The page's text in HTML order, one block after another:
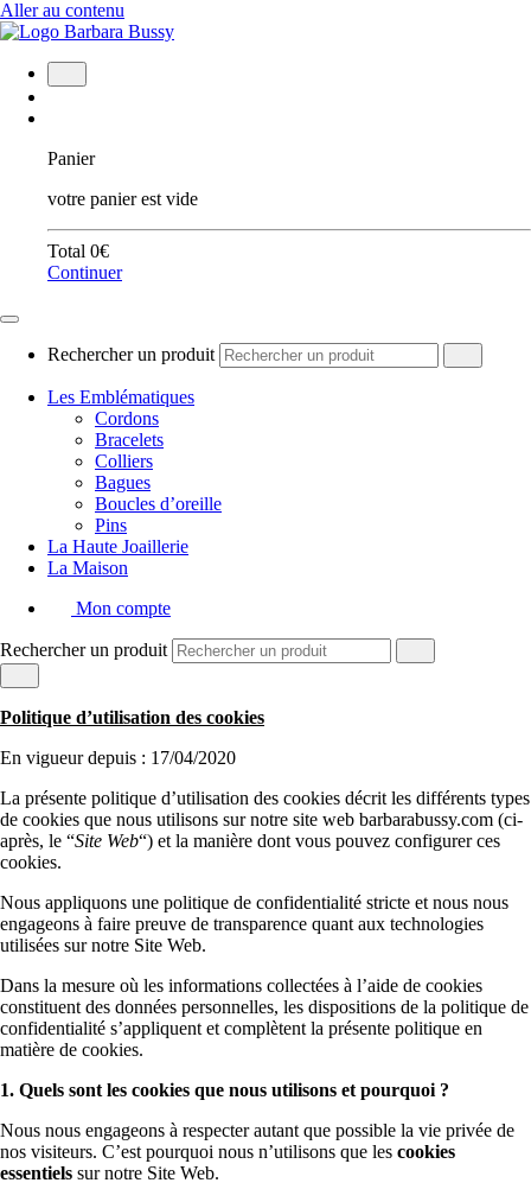
Aller au contenu
Panier
votre panier est vide
Total 0€
Continuer
Rechercher un produit
Les Emblématiques
Cordons
Bracelets
Colliers
Bagues
Boucles d’oreille
Pins
La Haute Joaillerie
La Maison
Mon compte
Rechercher un produit
Politique d’utilisation des cookies
En vigueur depuis : 17/04/2020
La présente politique d’utilisation des cookies décrit les différents types
de cookies que nous utilisons sur notre site web barbarabussy.com (ci-
après, le “Site Web“) et la manière dont vous pouvez configurer ces
cookies.
Nous appliquons une politique de confidentialité stricte et nous nous
engageons à faire preuve de transparence quant aux technologies
utilisées sur notre Site Web.
Dans la mesure où les informations collectées à l’aide de cookies
constituent des données personnelles, les dispositions de la politique de
confidentialité s’appliquent et complètent la présente politique en
matière de cookies.
1. Quels sont les cookies que nous utilisons et pourquoi ?
Nous nous engageons à respecter autant que possible la vie privée de
nos visiteurs. C’est pourquoi nous n’utilisons que les cookies
essentiels sur notre Site Web.